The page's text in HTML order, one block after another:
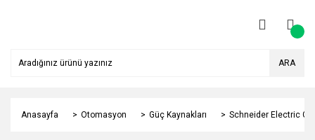
ARA
Anasayfa Otomasyon Güç Kaynakları Schneider Electric